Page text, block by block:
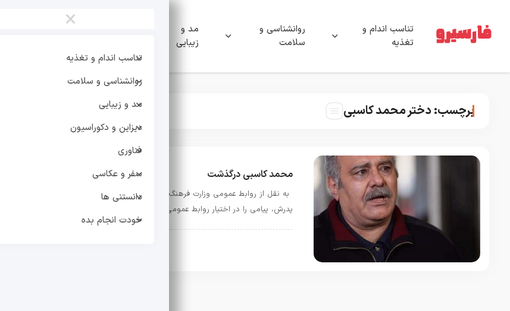
تناسب اندام و
تغذیه
روانشناسی و
سلامت
مد و
زیبایی
×
تناسب اندام و تغذیه
روانشناسی و سلامت
مد و زیبایی
دیزاین و دکوراسیون
فناوری
سفر و عکاسی
دانستنی ها
خودت انجام بده
برچسب:دختر محمد کاسبی
محمد کاسبی درگذشت
به نقل از روابط عمومی وزارت فرهنگ و ارشاد اسلامی، دخترِ زنده‌یاد محمد کاسبی، با
پدرش، پیامی را در اختیار روابط عمومی وزارت فرهنگ گذاشت. در این پیام …